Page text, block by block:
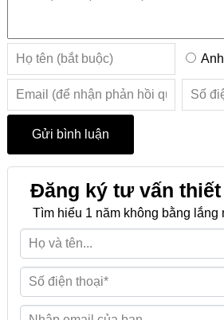
Anh
Đăng ký tư vấn
Tìm hiểu 1 năm không bằng lắng